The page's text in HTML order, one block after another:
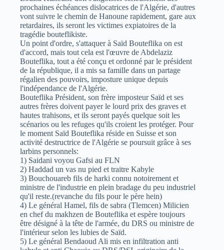
prochaines échéances dislocatrices de l'Algérie, d'autres
vont suivre le chemin de Hanoune rapidement, gare aux
retardaires, ils seront les victimes expiatoires de la
tragédie bouteflikiste.
Un point d'ordre, s'attaquer à Saïd Bouteflika on est
d'accord, mais tout cela est l'œuvre de Abdelaziz
Bouteflika, tout a été conçu et ordonné par le président
de la république, il a mis sa famille dans un partage
régalien des pouvoirs, imposture unique depuis
l'indépendance de l'Algérie.
Bouteflika Président, son frère imposteur Saïd et ses
autres frères doivent payer le lourd prix des graves et
hautes trahisons, et ils seront payés quelque soit les
scénarios ou les refuges qu'ils croient les protéger. Pour
le moment Saïd Bouteflika réside en Suisse et son
activité destructrice de l'Algérie se poursuit grâce à ses
larbins personnels:
1) Saidani voyou Gafsi au FLN
2) Haddad un vas nu pied et traitre Kabyle
3) Bouchouareb fils de harki connu notoirement et
ministre de l'industrie en plein bradage du peu industriel
qu'il reste.(revanche du fils pour le père hein)
4) Le général Hamel, fils de sabra (Tlemcen) Milicien
en chef du makhzen de Bouteflika et espère toujours
être désigné à la tête de l'armée, du DRS ou ministre de
l'intérieur selon les lubies de Saïd.
5) Le général Bendaoud Ali mis en infiltration anti